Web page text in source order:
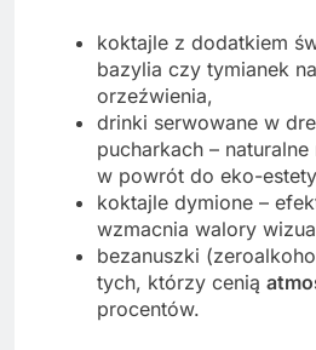
koktajle z dodatkiem
bazylia czy tymianek
orzeźwienia,
drinki serwowane w
pucharkach –
w powrót do eko-
koktajle dymione –
wzmacnia walory
bezanuszki
tych, którzy cenią
procentów.